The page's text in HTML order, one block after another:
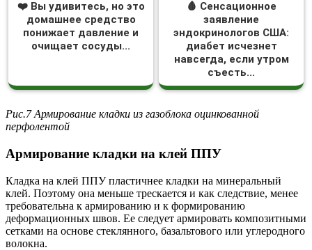
❤️ Вы удивитесь, но это
домашнее средство
понижает давление и
очищает сосуды...
🩸 Сенсационное
заявление
эндокринологов США:
диабет исчезнет
навсегда, если утром
съесть...
Рис.7 Армирование кладки из газоблока оцинкованной
перфолентой
Армирование кладки на клей ППУ
Кладка на клей ППУ пластичнее кладки на минеральный
клей. Поэтому она меньше трескается и как следствие, менее
требовательна к армированию и к формированию
деформационных швов. Ее следует армировать композитными
сетками на основе стеклянного, базальтового или углеродного
волокна.